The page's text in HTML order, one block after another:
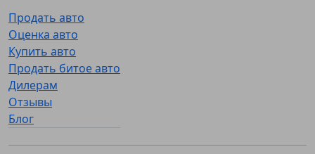
Продать авто
Оценка авто
Купить авто
Продать битое авто
Дилерам
Отзывы
Блог